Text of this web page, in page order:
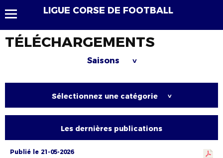
LIGUE CORSE DE FOOTBALL
TÉLÉCHARGEMENTS
Saisons >
Sélectionnez une catégorie >
Les dernières publications
Publié le 21-05-2026